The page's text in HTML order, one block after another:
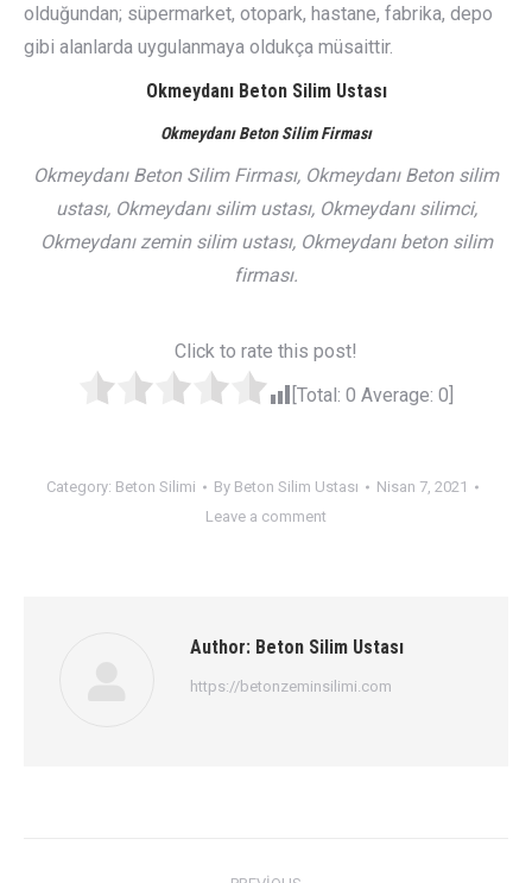
olduğundan; süpermarket, otopark, hastane, fabrika, depo
gibi alanlarda uygulanmaya oldukça müsaittir.
Okmeydanı Beton Silim Ustası
Okmeydanı Beton Silim Firması
Okmeydanı Beton Silim Firması, Okmeydanı Beton silim
ustası, Okmeydanı silim ustası, Okmeydanı silimci,
Okmeydanı zemin silim ustası, Okmeydanı beton silim
firması.
Click to rate this post!
[Total: 0 Average: 0
Category: Beton Silimi By Beton Silim Ustası
Nisan 7, 2021
Leave a comment
Author: Beton Silim Ustası
https://betonzeminsilimi.com